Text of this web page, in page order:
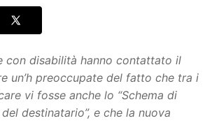
con disabilità hanno contattato il
un’h preoccupate del fatto che tra i
vi fosse anche lo “Schema di
destinatario”, e che la nuova